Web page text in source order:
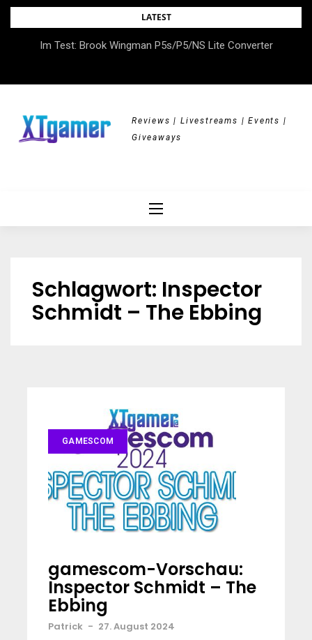
Skip
LATEST
Im Test: Brook Wingman P5s/P5/NS Lite Converter
DOK.fest München 2026 – Empowered, HerStory, Beyond
Reviews | Livestreams | Events |
Giveaways
Schlagwort: Inspector
Schmidt – The Ebbing
GAMESCOM
gamescom-Vorschau:
Inspector Schmidt – The
Ebbing
Patrick - 27. August 2024